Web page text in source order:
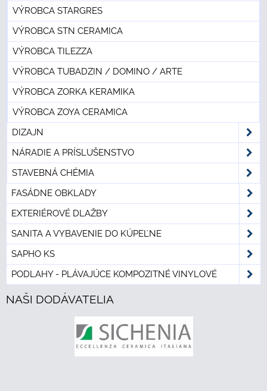
VÝROBCA STARGRES
VÝROBCA STN CERAMICA
VÝROBCA TILEZZA
VÝROBCA TUBADZIN / DOMINO / ARTE
VÝROBCA ZORKA KERAMIKA
VÝROBCA ZOYA CERAMICA
DIZAJN
NÁRADIE A PRÍSLUŠENSTVO
STAVEBNÁ CHÉMIA
FASÁDNE OBKLADY
EXTERIÉROVÉ DLAŽBY
SANITA A VYBAVENIE DO KÚPEĽNE
SAPHO KS
PODLAHY - PLÁVAJÚCE KOMPOZITNÉ VINYLOVÉ
NAŠI DODÁVATELIA